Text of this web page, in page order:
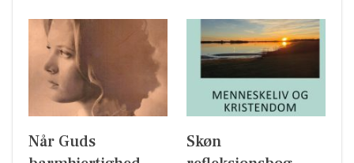
Når Guds
Skøn